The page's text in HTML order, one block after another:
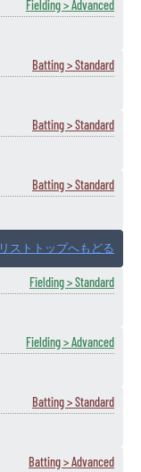
Fielding > Advanced
Batting > Standard
Batting > Standard
Batting > Standard
リストトップへもどる
Fielding > Standard
Fielding > Advanced
Batting > Standard
Batting > Advanced